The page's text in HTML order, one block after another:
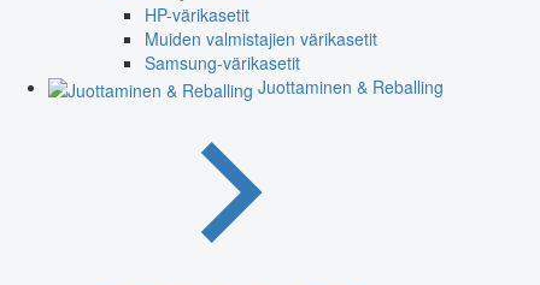
HP-värikasetit
Muiden valmistajien värikasetit
Samsung-värikasetit
Juottaminen & Reballing